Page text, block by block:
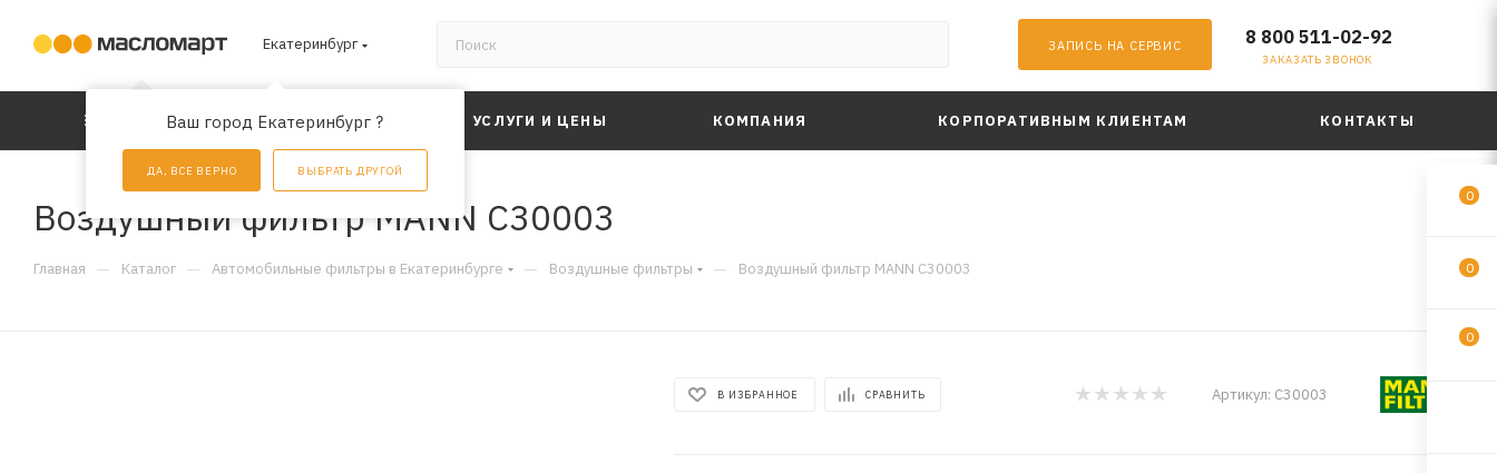
Екатеринбург
Ваш город Екатеринбург ?
ДА, ВСЕ ВЕРНО ВЫБРАТЬ ДРУГОЙ
ЗАПИСЬ НА СЕРВИС 8 800 511-02-92
ЗАКАЗАТЬ ЗВОНОК
КАТАЛОГ АКЦИИ УСЛУГИ И ЦЕНЫ КОМПАНИЯ КОРПОРАТИВНЫМ КЛИЕНТАМ КОНТАКТЫ
Воздушный фильтр MANN C30003
Главная — Каталог — Автомобильные фильтры в Екатеринбурге — Воздушные фильтры — Воздушный фильтр MANN C30003
В ИЗБРАННОЕ СРАВНИТЬ Артикул: C30003
0
0
0